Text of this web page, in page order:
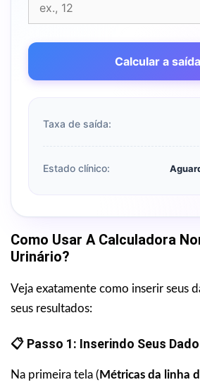
Calcular a saída
Taxa de saída:
Estado clínico:
Como Usar A Calculadora
Urinário?
Veja exatamente como inserir seus
seus resultados:
📋 Passo 1: Inserindo Seus
Na primeira tela ( Métricas da linha